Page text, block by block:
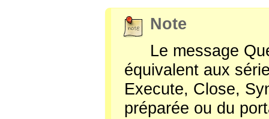
Note
Le message
équivalent aux
Execute, Close,
préparée ou du